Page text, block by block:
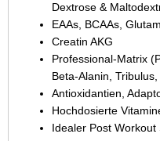
Dextrose &
EAAs, BCAAs,
Creatin AKG
Professional-Matrix
Beta-Alanin,
Antioxidantien,
Hochdosierte
Idealer Post Workout